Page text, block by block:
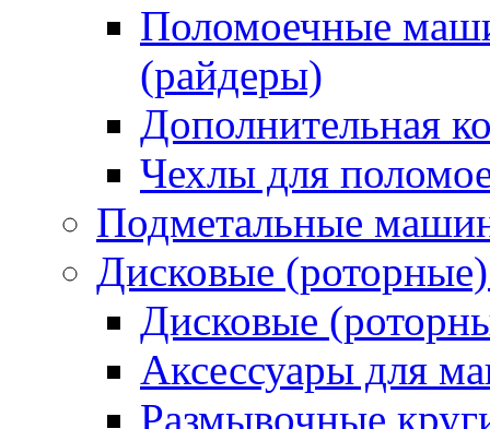
Поломоечные
(райдеры)
Дополнительная
Чехлы для
Подметальные
Дисковые
Дисковые
Аксессуары для
Размывочные